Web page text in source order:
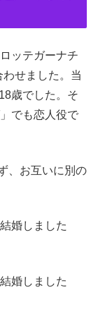
ッテガーナチ
せました。当
歳でした。そ
でも恋人役で
、お互いに別の
婚しました
婚しました